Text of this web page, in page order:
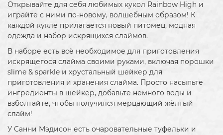
Открывайте для себя любимых кукол Rainbow High и
играйте с ними по-новому, волшебным образом! К
каждой кукле прилагается новый питомец, модная
одежда и набор искрящихся слаймов.
В наборе есть всё необходимое для приготовления
искрящегося слайма своими руками, включая порошки
slime & sparkle и хрустальный шейкер для
приготовления и хранения слайма. Просто насыпьте
ингредиенты в шейкер, добавьте немного воды и
взболтайте, чтобы получился мерцающий жёлтый
слайм!
У Санни Мэдисон есть очаровательные туфельки и